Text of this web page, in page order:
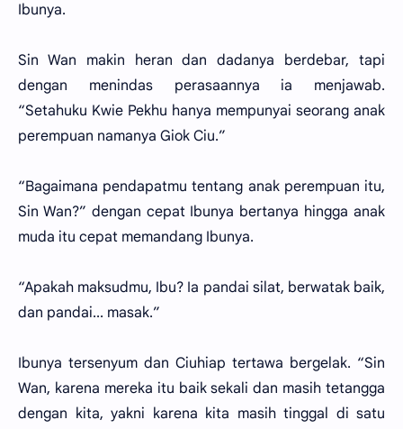
Ibunya.
Sin Wan makin heran dan dadanya berdebar, tapi
dengan menindas perasaannya ia menjawab.
“Setahuku Kwie Pekhu hanya mempunyai seorang anak
perempuan namanya Giok Ciu.”
“Bagaimana pendapatmu tentang anak perempuan itu,
Sin Wan?” dengan cepat Ibunya bertanya hingga anak
muda itu cepat memandang Ibunya.
“Apakah maksudmu, Ibu? Ia pandai silat, berwatak baik,
dan pandai... masak.”
Ibunya tersenyum dan Ciuhiap tertawa bergelak. “Sin
Wan, karena mereka itu baik sekali dan masih tetangga
dengan kita, yakni karena kita masih tinggal di satu